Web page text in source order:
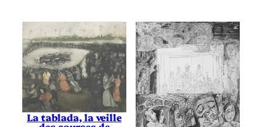
La tablada, la veille